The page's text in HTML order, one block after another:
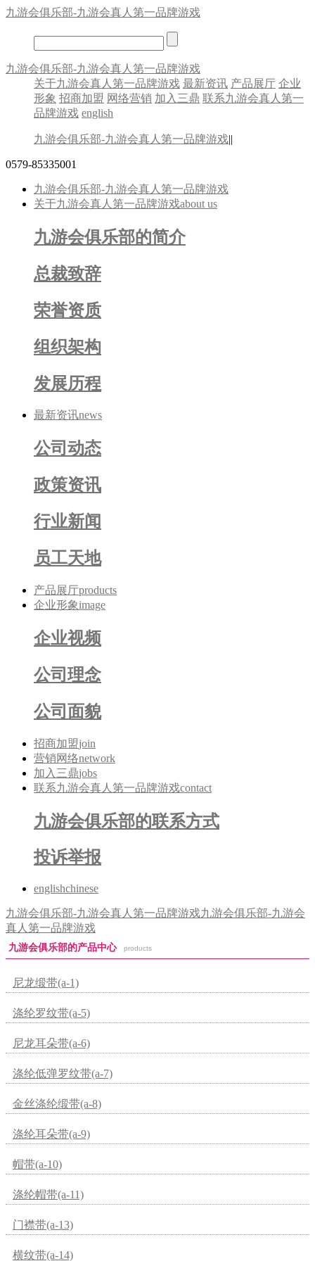
九游会俱乐部-九游会真人第一品牌游戏
九游会俱乐部-九游会真人第一品牌游戏
关于九游会真人第一品牌游戏 最新资讯 产品展厅 企业
形象 招商加盟 网络营销 加入三鼎 联系九游会真人第一
品牌游戏 english
九游会俱乐部-九游会真人第一品牌游戏||
0579-85335001
九游会俱乐部-九游会真人第一品牌游戏
关于九游会真人第一品牌游戏about us
九游会俱乐部的简介
总裁致辞
荣誉资质
组织架构
发展历程
最新资讯news
公司动态
政策资讯
行业新闻
员工天地
产品展厅products
企业形象image
企业视频
公司理念
公司面貌
招商加盟join
营销网络network
加入三鼎jobs
联系九游会真人第一品牌游戏contact
九游会俱乐部的联系方式
投诉举报
englishchinese
九游会俱乐部-九游会真人第一品牌游戏九游会俱乐部-九游会
真人第一品牌游戏
九游会俱乐部的产品中心 products
尼龙缎带(a-1)
涤纶罗纹带(a-5)
尼龙耳朵带(a-6)
涤纶低弹罗纹带(a-7)
金丝涤纶缎带(a-8)
涤纶耳朵带(a-9)
帽带(a-10)
涤纶帽带(a-11)
门襟带(a-13)
横纹带(a-14)